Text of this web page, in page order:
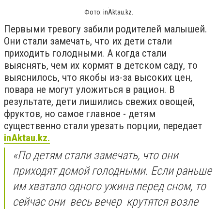
Фото: inAktau.kz.
Первыми тревогу забили родителей малышей.
Они стали замечать, что их дети стали
приходить голодными. А когда стали
выяснять, чем их кормят в детском саду, то
выяснилось, что якобы из-за высоких цен,
повара не могут уложиться в рацион. В
результате, дети лишились свежих овощей,
фруктов, но самое главное - детям
существенно стали урезать порции, передает
inAktau.kz.
«По детям стали замечать, что они
приходят домой голодными. Если раньше
им хватало одного ужина перед сном, то
сейчас они весь вечер крутятся возле